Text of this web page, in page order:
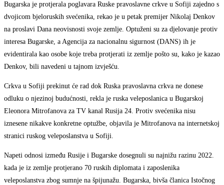
Bugarska je protjerala poglavara Ruske pravoslavne crkve u Sofiji zajedno s
dvojicom bjeloruskih svećenika, rekao je u petak premijer Nikolaj Denkov
na proslavi Dana neovisnosti svoje zemlje. Optuženi su za djelovanje protiv
interesa Bugarske, a Agencija za nacionalnu sigurnost (DANS) ih je
evidentirala kao osobe koje treba protjerati iz zemlje pošto su, kako je kazao
Denkov, bili navedeni u tajnom izvješću.
Crkva u Sofiji prekinut će rad dok Ruska pravoslavna crkva ne donese
odluku o njezinoj budućnosti, rekla je ruska veleposlanica u Bugarskoj
Eleonora Mitrofanova za TV kanal Rusija 24. Protiv svećenika nisu
iznesene nikakve konkretne optužbe, objavila je Mitrofanova na internetskoj
stranici ruskog veleposlanstva u Sofiji.
Napeti odnosi između Rusije i Bugarske dosegnuli su najnižu razinu 2022.
kada je iz zemlje protjerano 70 ruskih diplomata i zaposlenika
veleposlanstva zbog sumnje na špijunažu. Bugarska, bivša članica Istočnog